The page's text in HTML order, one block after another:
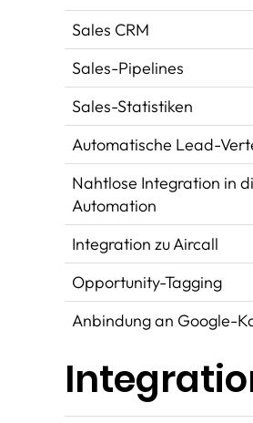
Sales CRM
Sales-Pipelines
Sales-Statistiken
Automatische Lead-
Nahtlose Integration in
Automation
Integration zu Aircall
Opportunity-Tagging
Anbindung an Google-